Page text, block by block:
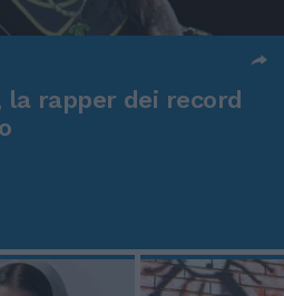
la rapper dei record